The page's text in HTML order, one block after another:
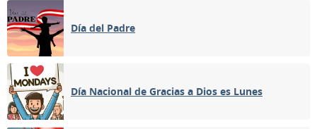
Día del Padre
Día Nacional de Gracias a Dios es Lunes